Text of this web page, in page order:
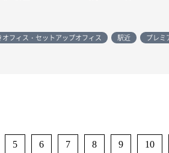
オフィス・セットアップオフィス 駅近 プレミ
5 6 7 8 9 10